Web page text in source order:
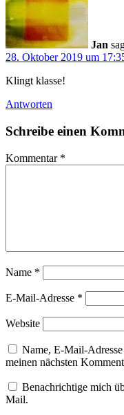
Jan
28. Oktober 2019 um
Klingt klasse!
Antworten
Schreibe einen
Kommentar *
Name *
E-Mail-Adresse *
Website
Name, E-Mail-
meinen nächsten
Benachrichtige mich
Mail.